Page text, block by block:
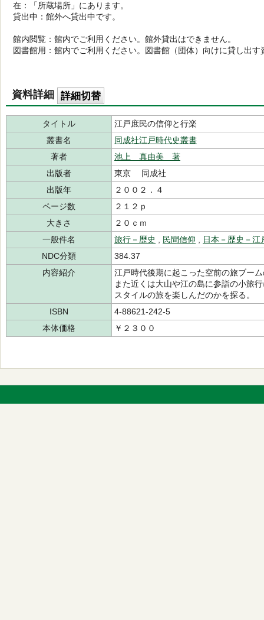
在：「所蔵場所」にあります。
貸出中：館外へ貸出中です。
館内閲覧：館内でご利用ください。館外貸出はできません。
図書館用：館内でご利用ください。図書館（団体）向けに貸し出す
資料詳細 詳細切替
タイトル
江戸庶民の信仰と行楽
叢書名
同成社江戸時代史叢書
著者
池上 真由美 著
出版者
東京 同成社
出版年
２００２．４
ページ数
２１２ｐ
大きさ
２０ｃｍ
一般件名
旅行－歴史 民間信仰
日本－歴史－江
NDC分類
384.37
内容紹介
江戸時代後期に起こった空前の旅ブー
また近くは大山や江の島に参詣の小旅
スタイルの旅を楽しんだのかを探る。
ISBN
4-88621-242-5
本体価格
￥２３００